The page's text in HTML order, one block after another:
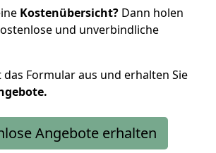
Kostenübersicht? Dann holen
und unverbindliche
das Formular aus und erhalten Sie
Angebote erhalten